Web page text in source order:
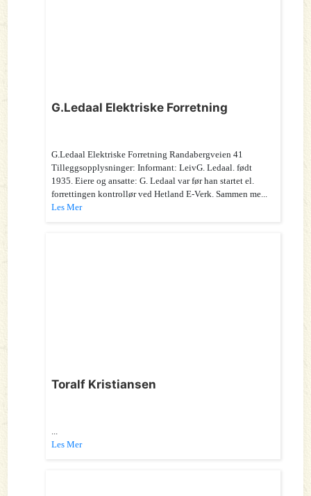
G.Ledaal Elektriske Forretning
G.Ledaal Elektriske Forretning Randabergveien 41
Tilleggsopplysninger: Informant: LeivG. Ledaal. født
1935. Eiere og ansatte: G. Ledaal var før han startet el.
forrettingen kontrollør ved Hetland E-Verk. Sammen me...
Les Mer
Toralf Kristiansen
...
Les Mer